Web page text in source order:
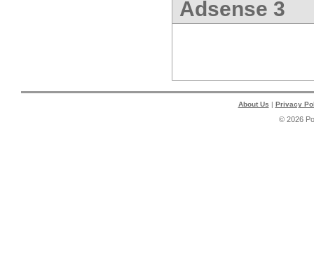
Adsense 3
About Us | Privacy
© 2026